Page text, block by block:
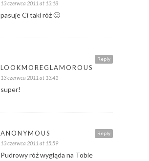
13 czerwca 2011 at 13:18
pasuje Ci taki róż 🙂
Reply
LOOKMOREGLAMOROUS
13 czerwca 2011 at 13:41
super!
Reply
ANONYMOUS
13 czerwca 2011 at 15:59
Pudrowy róż wygląda na Tobie